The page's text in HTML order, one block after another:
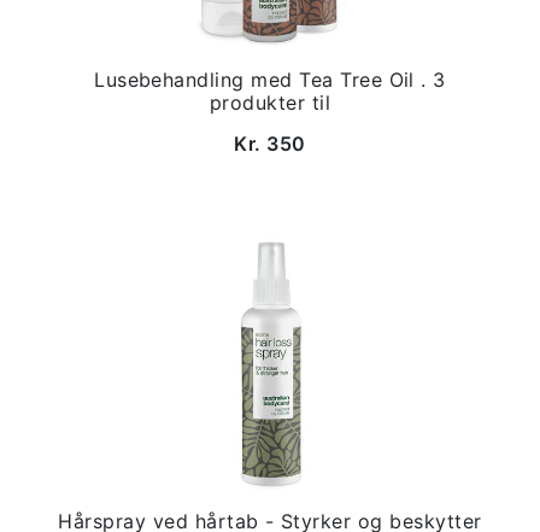
Lusebehandling med Tea Tree Oil . 3
produkter til
Kr. 350
Hårspray ved hårtab - Styrker og beskytter